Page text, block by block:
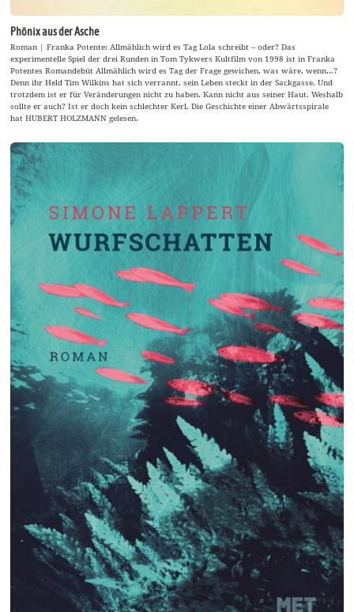
Phönix aus der Asche
Roman | Franka Potente: Allmählich wird es Tag Lola schreibt – oder? Das
experimentelle Spiel der drei Runden in Tom Tykwers Kultfilm von 1998 ist in Franka
Potentes Romandebüt Allmählich wird es Tag der Frage gewichen, was wäre, wenn…?
Denn ihr Held Tim Wilkins hat sich verrannt, sein Leben steckt in der Sackgasse. Und
trotzdem ist er für Veränderungen nicht zu haben. Kann nicht aus seiner Haut. Weshalb
sollte er auch? Ist er doch kein schlechter Kerl. Die Geschichte einer Abwärtsspirale
hat HUBERT HOLZMANN gelesen.